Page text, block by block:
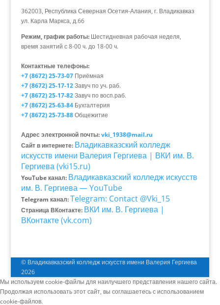
362003, Республика Северная Осетия-Алания, г. Владикавказ
ул. Карла Маркса, д.66
Режим, график работы: Шестидневная рабочая неделя,
время занятий с 8-00 ч. до 18-00 ч.
Контактные телефоны:
+7 (8672) 25-73-07 Приёмная
+7 (8672) 25-17-12Завуч по уч. раб.
+7 (8672) 25-17-82Завуч по восп.раб.
+7 (8672) 25-63-84 Бухгалтерия
+7 (8672) 25-73-88Общежитие
Адрес электронной почты:vki_1938@mail.ru
Сайт в интернете: Владикавказский колледж
искусств имени Валерия Гергиева | ВКИ им. В.
Гергиева (vki15.ru)
YouTube канал: Владикавказский колледж искусств
им. В. Гергиева — YouTube
Telegram канал:Telegram: Contact @Vki_15
Страница ВКонтакте: ВКИ им. В. Гергиева |
ВКонтакте (vk.com)
© Владикавказский колледж искусств имени Валерия Гергиева
2026
Мы используем cookie-файлы для наилучшего представления нашего сайта.
Продолжая использовать этот сайт, вы соглашаетесь с использованием
cookie-файлов.